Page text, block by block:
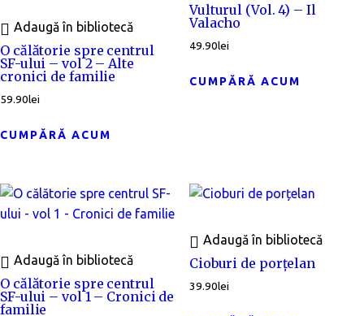
Adaugă în bibliotecă
O călătorie spre centrul
SF-ului – vol 2 – Alte
cronici de familie
59.90lei
CUMPĂRĂ ACUM
Vulturul (Vol. 4) – Il
Valacho
49.90lei
CUMPĂRĂ ACUM
Adaugă în bibliotecă
O călătorie spre centrul
SF-ului – vol 1 – Cronici de
familie
Adaugă în bibliotecă
Cioburi de porțelan
39.90lei